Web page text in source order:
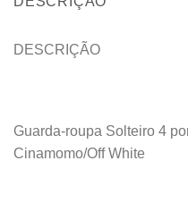
DESCRIÇÃO
Guarda-roupa Solteiro 4
Cinamomo/Off White